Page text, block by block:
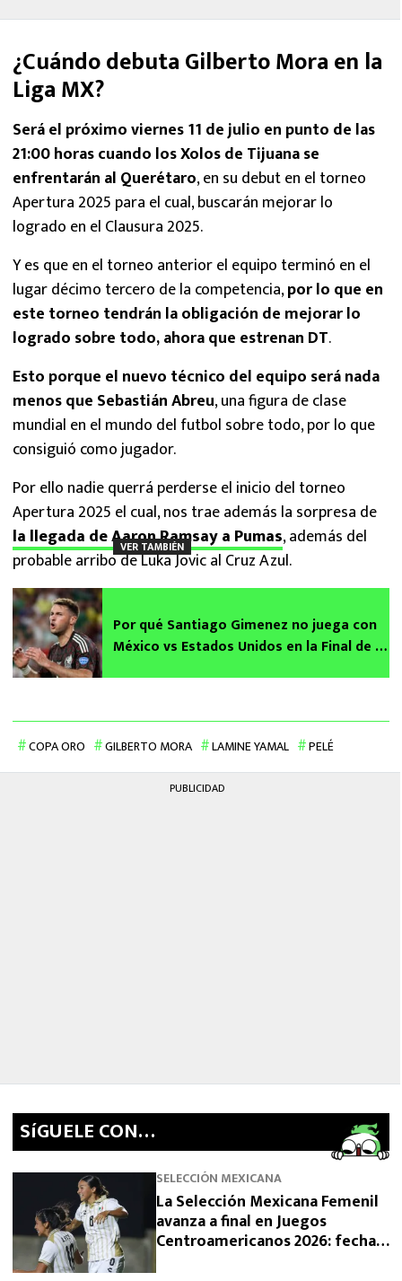
¿Cuándo debuta Gilberto Mora en la
Liga MX?
Será el próximo viernes 11 de julio en punto de las
21:00 horas cuando los Xolos de Tijuana se
enfrentarán al Querétaro, en su debut en el torneo
Apertura 2025 para el cual, buscarán mejorar lo
logrado en el Clausura 2025.
Y es que en el torneo anterior el equipo terminó en el
lugar décimo tercero de la competencia,por lo que en
este torneo tendrán la obligación de mejorar lo
logrado sobre todo, ahora que estrenan DT.
Esto porque el nuevo técnico del equipo será nada
menos que Sebastián Abreu, una figura de clase
mundial en el mundo del futbol sobre todo, por lo que
consiguió como jugador.
Por ello nadie querrá perderse el inicio del torneo
Apertura 2025 el cual, nos trae además la sorpresa de
la llegada de Aaron Ramsay a Pumas, además del
probable arribo de Luka Jovic al Cruz Azul.
VER TAMBIÉN
Por qué Santiago Gimenez no juega con
México vs Estados Unidos en la Final de la
COPA ORO GILBERTO MORA LAMINE YAMAL PELÉ
PUBLICIDAD
SíGUELE CON…
SELECCIÓN MEXICANA
La Selección Mexicana Femenil
avanza a final en Juegos
Centroamericanos 2026: fecha,